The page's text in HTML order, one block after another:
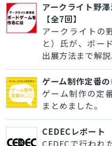
アークライト野
【全7回】
アークライトの
と）氏が、ボー
出展方法まで解説
ゲーム制作定番
ゲーム制作の定
まとめました。
CEDECレポート
CEDECで行われ